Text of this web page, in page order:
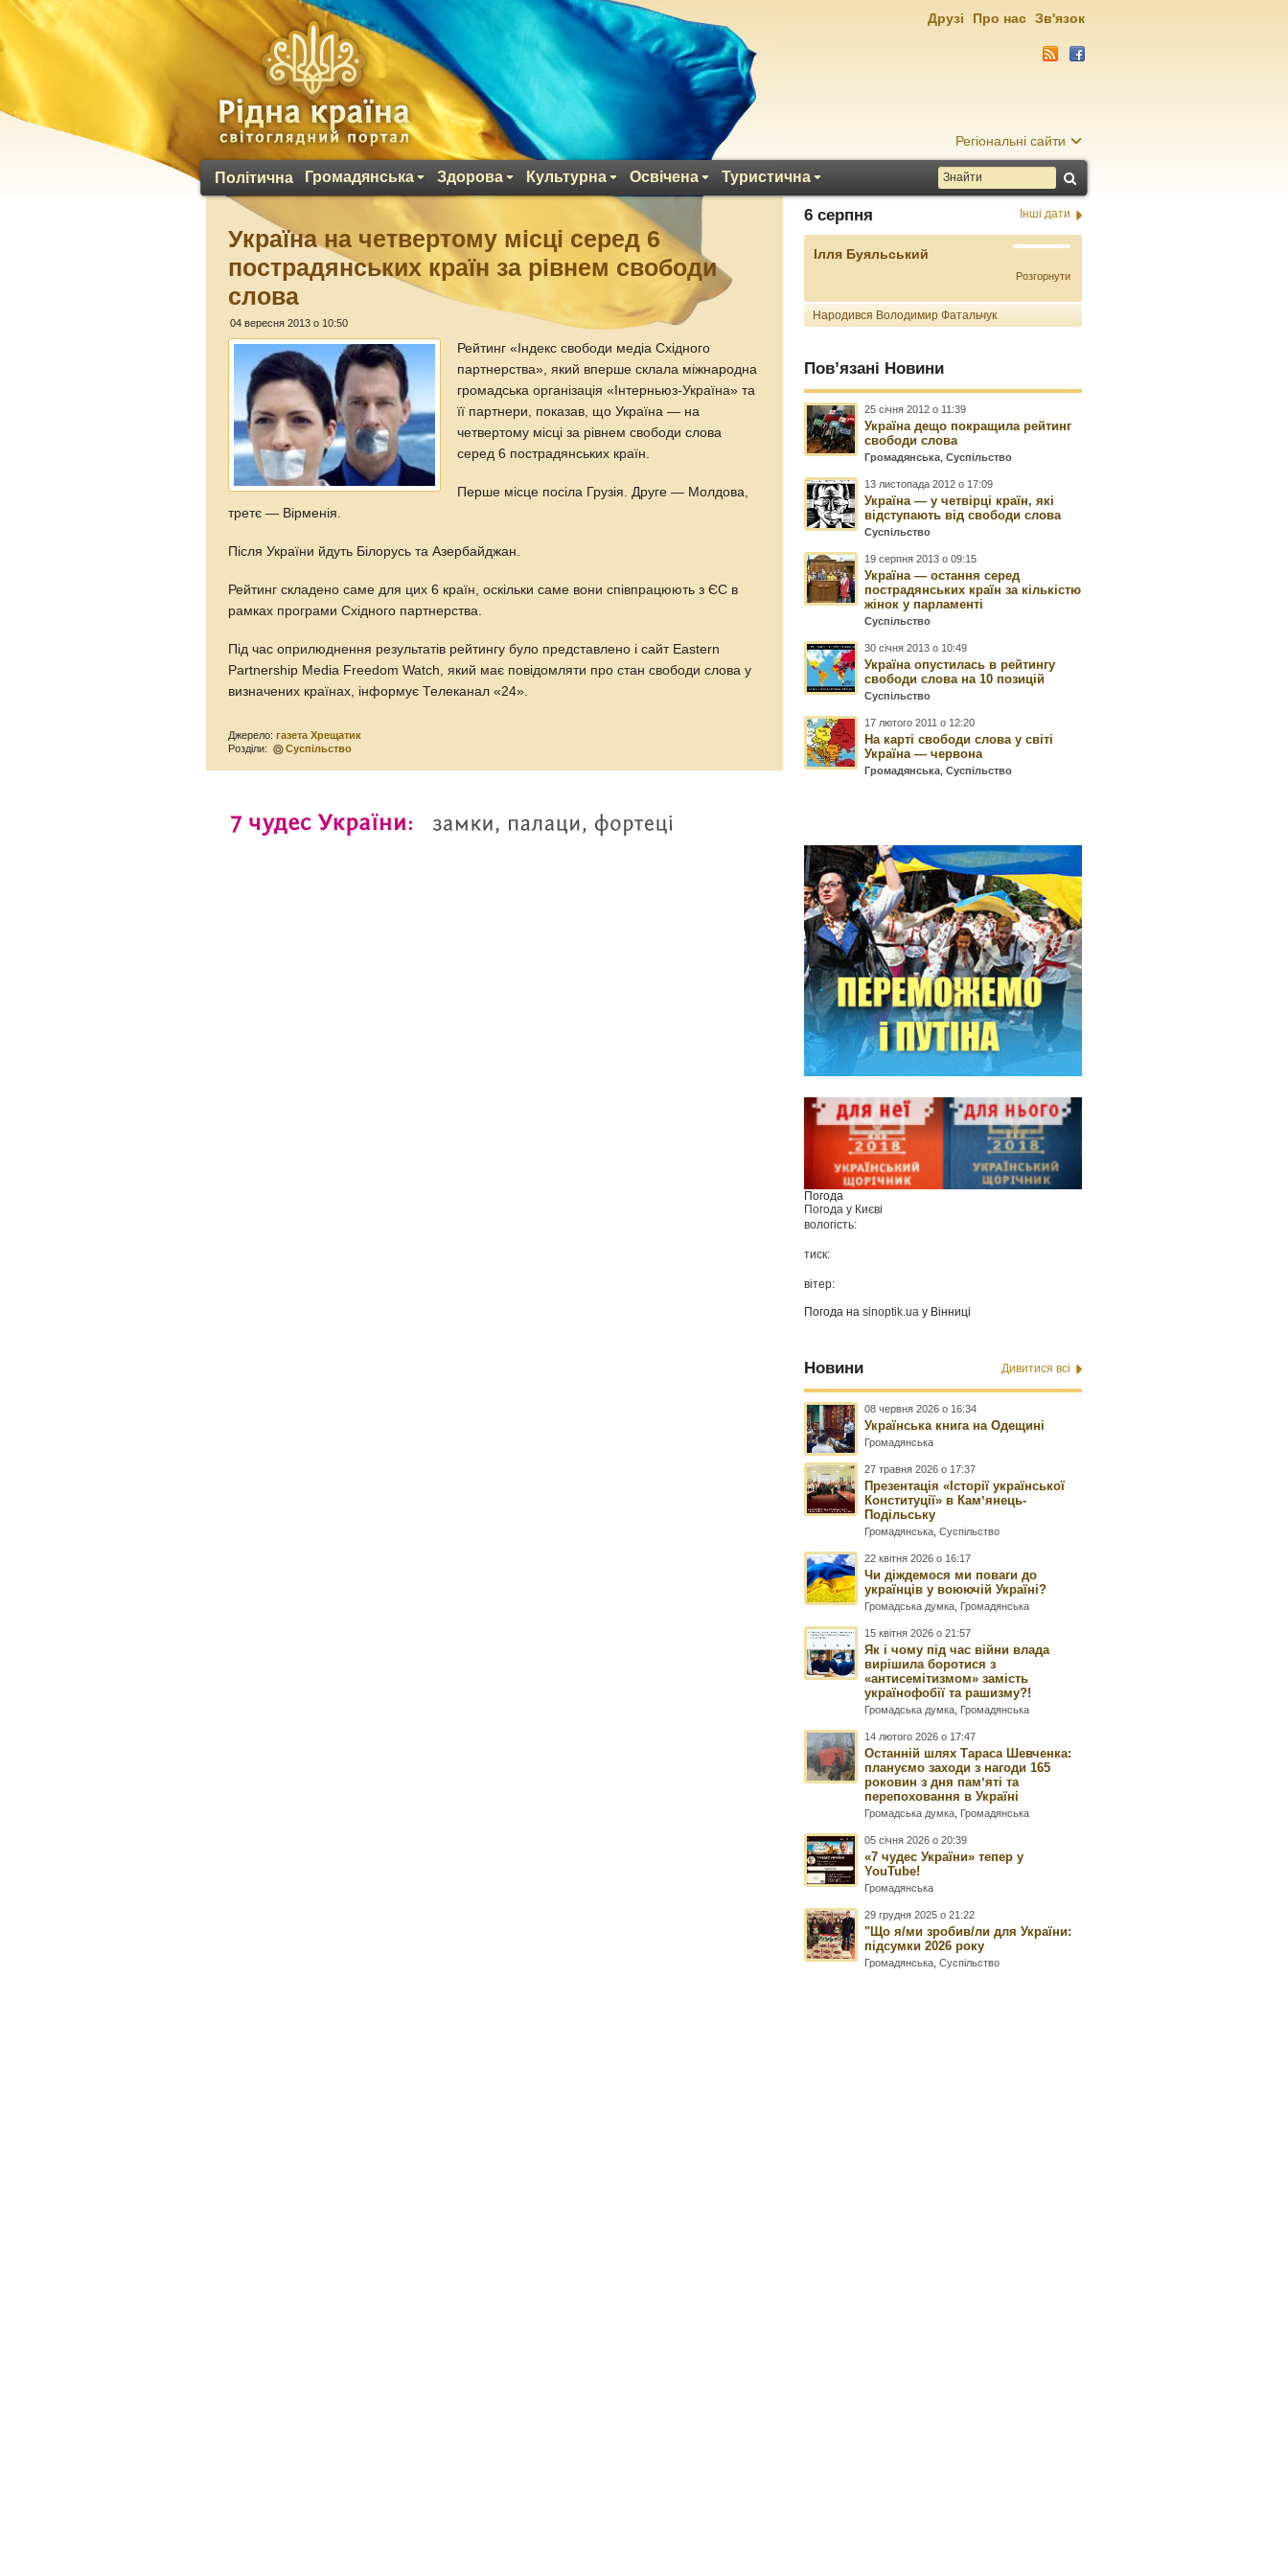
Регіональні сайти
Політична Громадянська Здорова Культурна Освічена Туристична
Друзі Про нас Зв'язок
Україна на четвертому місці серед 6
пострадянських країн за рівнем свободи
слова
04 вересня 2013 о 10:50
Рейтинг «Індекс свободи медіа Східного
партнерства», який вперше склала міжнародна
громадська організація «Інтерньюз-Україна» та
її партнери, показав, що Україна — на
четвертому місці за рівнем свободи слова
серед 6 пострадянських країн.
Перше місце посіла Грузія. Друге — Молдова,
третє — Вірменія.
Після України йдуть Білорусь та Азербайджан.
Рейтинг складено саме для цих 6 країн, оскільки саме вони співпрацюють з ЄС в
рамках програми Східного партнерства.
Під час оприлюднення результатів рейтингу було представлено і сайт Eastern
Partnership Media Freedom Watch, який має повідомляти про стан свободи слова у
визначених країнах, інформує Телеканал «24».
Джерело:газета Хрещатик
Розділи:
Суспільство
6 серпня Інші дати
Ілля Буяльський
Розгорнути
Народився Володимир Фатальчук
Пов’язані Новини
25 січня 2012 о 11:39
Україна дещо покращила рейтинг
свободи слова
Громадянська ,Суспільство
13 листопада 2012 о 17:09
Україна — у четвірці країн, які
відступають від свободи слова
Суспільство
19 серпня 2013 о 09:15
Україна — остання серед
пострадянських країн за кількістю
жінок у парламенті
Суспільство
30 січня 2013 о 10:49
Україна опустилась в рейтингу
свободи слова на 10 позицій
Суспільство
17 лютого 2011 о 12:20
На карті свободи слова у світі
Україна — червона
Громадянська ,Суспільство
Погода
Погода у Києві
вологість:
тиск:
вітер:
Погода наsinoptik.ua у Вінниці
Новини Дивитися всі
08 червня 2026 о 16:34
Українська книга на Одещині
Громадянська
27 травня 2026 о 17:37
Презентація «Історії української
Конституції» в Камʼянець-
Подільську
Громадянська ,Суспільство
22 квітня 2026 о 16:17
Чи діждемося ми поваги до
українців у воюючій Україні?
Громадська думка Громадянська
15 квітня 2026 о 21:57
Як і чому під час війни влада
вирішила боротися з
«антисемітизмом» замість
українофобії та рашизму?!
Громадська думка Громадянська
14 лютого 2026 о 17:47
Останній шлях Тараса Шевченка:
плануємо заходи з нагоди 165
роковин з дня памʼяті та
перепоховання в Україні
Громадська думка Громадянська
05 січня 2026 о 20:39
«7 чудес України» тепер у
YouTube!
Громадянська
29 грудня 2025 о 21:22
"Що я/ми зробив/ли для України:
підсумки 2026 року
Громадянська ,Суспільство